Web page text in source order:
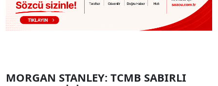
MORGAN STANLEY: TCMB SABIRLI